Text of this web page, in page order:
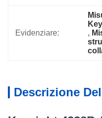
Evidenziare:
,
Descrizione